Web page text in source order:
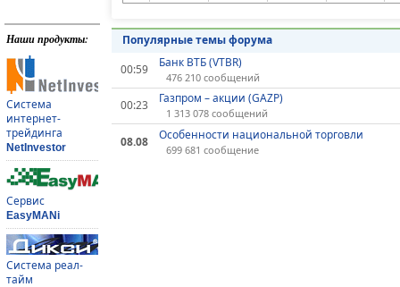
Наши продукты:
Система
интернет-
трейдинга
NetInvestor
Сервис
EasyMANi
Система реал-
тайм
Популярные темы форума
00:59
Банк ВТБ (VTBR)
476 210 сообщений
00:23 Газпром – акции (GAZP)
1 313 078 сообщений
08.08 Особенности национальной торговли
699 681 сообщение